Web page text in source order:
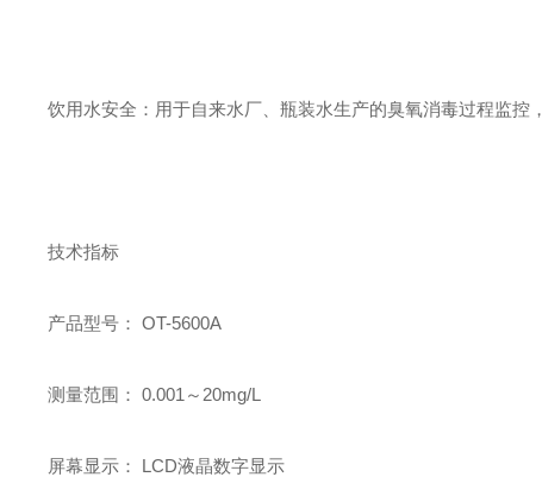
饮用水安全：用于自来水厂、瓶装水生产的臭氧消毒过程监控
技术指标
产品型号： OT-5600A
测量范围： 0.001～20mg/L
屏幕显示： LCD液晶数字显示